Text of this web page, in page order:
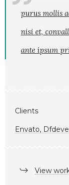
purus mollis
nisi et,
ante ipsum
Clients
Envato,
View